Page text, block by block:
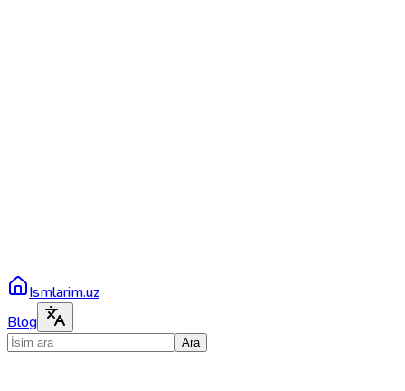
Ismlarim.uz
Blog
Ara